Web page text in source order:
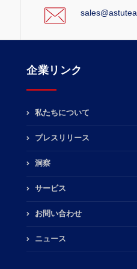
企業リンク
私たちについて
プレスリリース
洞察
サービス
お問い合わせ
ニュース